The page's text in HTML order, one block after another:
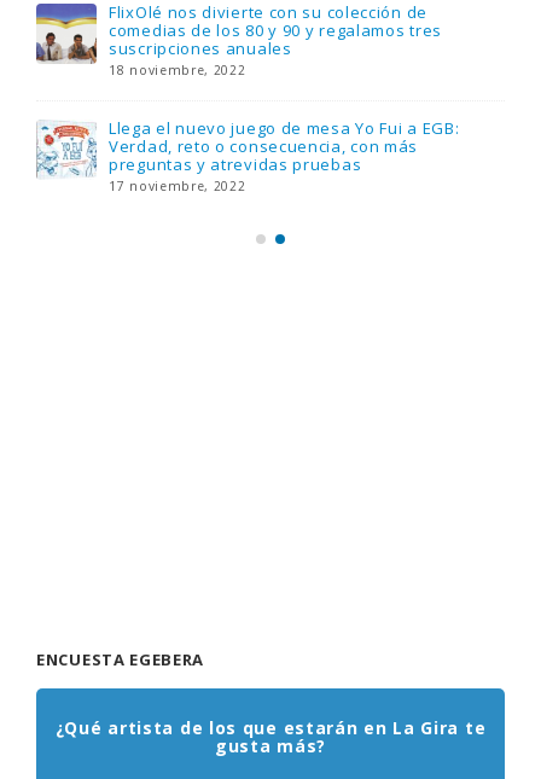
FlixOlé nos divierte con su colección de
comedias de los 80 y 90 y regalamos tres
suscripciones anuales
18 noviembre, 2022
Llega el nuevo juego de mesa Yo Fui a EGB:
Verdad, reto o consecuencia, con más
preguntas y atrevidas pruebas
17 noviembre, 2022
ENCUESTA EGEBERA
¿Qué artista de los que estarán en La Gira te
gusta más?